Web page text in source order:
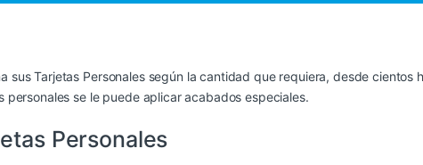
sus Tarjetas Personales según la cantidad que requiera, desde
personales se le puede aplicar acabados especiales.
Personales